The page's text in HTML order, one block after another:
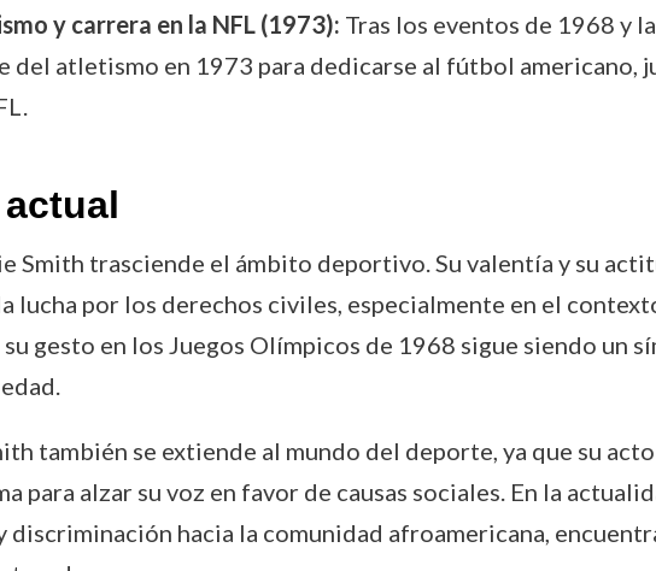
y carrera en la NFL (1973): Tras los eventos de 1968 y
del atletismo en 1973 para dedicarse al fútbol americano,
Smith trasciende el ámbito deportivo. Su valentía y su
lucha por los derechos civiles, especialmente en el
gesto en los Juegos Olímpicos de 1968 sigue siendo un
también se extiende al mundo del deporte, ya que su
para alzar su voz en favor de causas sociales. En la
hacia la comunidad afroamericana,